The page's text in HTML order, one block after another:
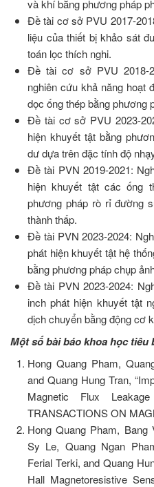
và khí bằng phương pháp
Đề tài cơ sở PVU 2017-
liệu của thiết bị khảo sát
toán lọc thích nghi.
Đề tài cơ sở PVU 2018-
nghiên cứu khả năng hoạt
dọc ống thép bằng phương
Đề tài cơ sở PVU 2023-
hiện khuyết tật bằng
dư dựa trên đặc tính độ
Đề tài PVN 2019-2021:
hiện khuyết tật các ống
phương pháp rò rỉ đường
thành thấp.
Đề tài PVN 2023-2024:
phát hiện khuyết tật hệ
bằng phương pháp chụp
Đề tài PVN 2023-2024:
inch phát hiện khuyết tật
dịch chuyển bằng động cơ
Một số bài báo khoa học tiêu
Hong Quang Pham,
and Quang Hung Tran,
Magnetic Flux
TRANSACTIONS ON
Hong Quang Pham, Bang
Sy Le, Quang Ngan
Ferial Terki, and Quang
Hall Magnetoresistive